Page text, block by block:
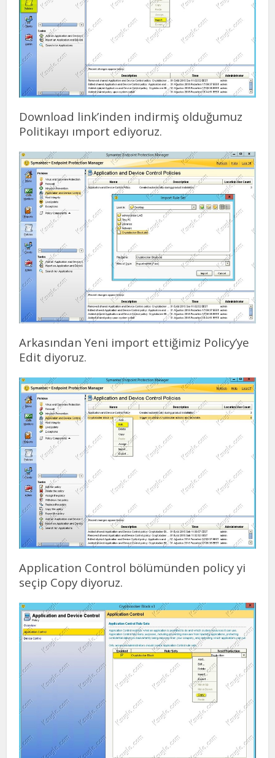
Download link’inden indirmiş olduğumuz
Politikayı ımport ediyoruz.
Arkasından Yeni import ettiğimiz Policy’ye
Edit diyoruz.
Application Control bölümünden policy yi
seçip Copy diyoruz.